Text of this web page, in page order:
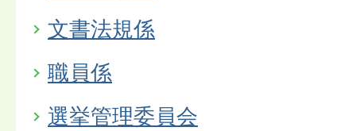
文書法規係
職員係
選挙管理委員会